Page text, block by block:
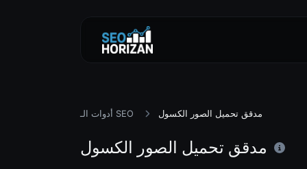
أدوات الـ SEO مدقق تحميل الصور الكسول
مدقق تحميل الصور الكسول